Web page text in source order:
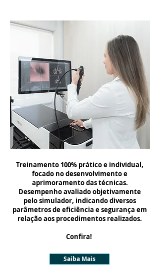
Treinamento 100% prático e individual,
focado no desenvolvimento e
aprimoramento das técnicas.
Desempenho avaliado objetivamente
pelo simulador, indicando diversos
parâmetros de eficiência e segurança em
relação aos procedimentos realizados.
Confira!
Saiba Mais